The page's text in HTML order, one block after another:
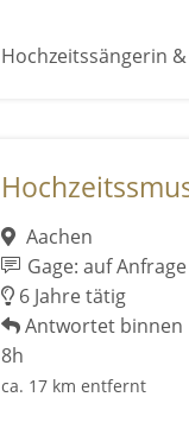
Hochzeitssängerin
Aachen
Gage: auf Anfrage
6 Jahre tätig
Antwortet binnen
8h
ca. 17 km entfernt